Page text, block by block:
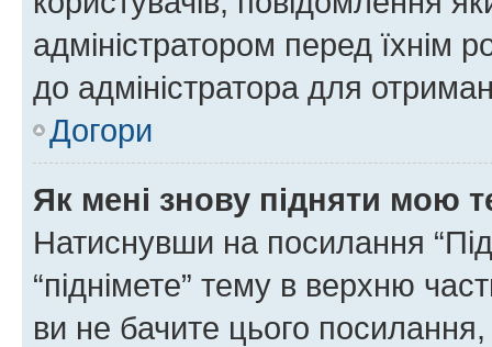
адміністратором перед їхнім
до адміністратора для
Догори
Як мені знову підняти мою
Натиснувши на посилання
“піднімете” тему в верхню
ви не бачите цього